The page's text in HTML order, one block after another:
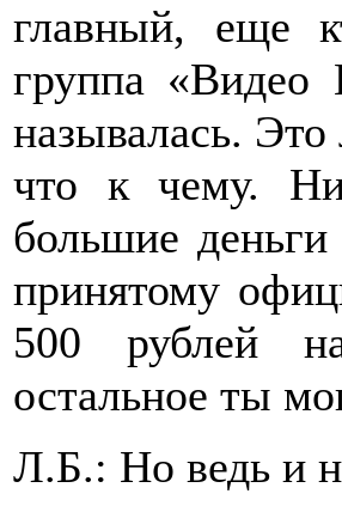
главный, еще
группа «Видео
называлась.
что к чему.
большие
принятому
500 рублей
остальное ты
Л.Б.: Но ведь и